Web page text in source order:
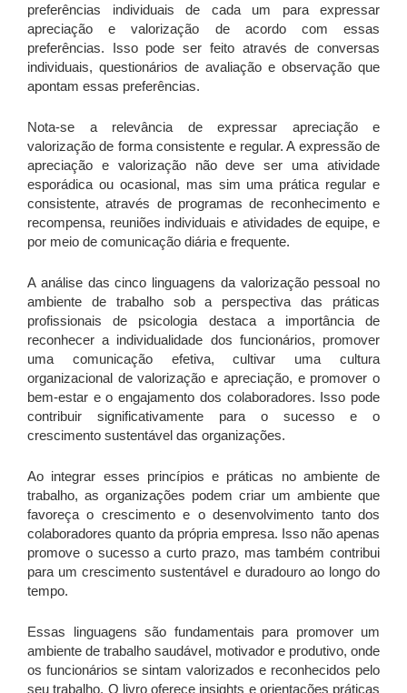
preferências individuais de cada um para expressar
apreciação e valorização de acordo com essas
preferências. Isso pode ser feito através de conversas
individuais, questionários de avaliação e observação que
apontam essas preferências.
Nota-se a relevância de expressar apreciação e
valorização de forma consistente e regular. A expressão de
apreciação e valorização não deve ser uma atividade
esporádica ou ocasional, mas sim uma prática regular e
consistente, através de programas de reconhecimento e
recompensa, reuniões individuais e atividades de equipe, e
por meio de comunicação diária e frequente.
A análise das cinco linguagens da valorização pessoal no
ambiente de trabalho sob a perspectiva das práticas
profissionais de psicologia destaca a importância de
reconhecer a individualidade dos funcionários, promover
uma comunicação efetiva, cultivar uma cultura
organizacional de valorização e apreciação, e promover o
bem-estar e o engajamento dos colaboradores. Isso pode
contribuir significativamente para o sucesso e o
crescimento sustentável das organizações.
Ao integrar esses princípios e práticas no ambiente de
trabalho, as organizações podem criar um ambiente que
favoreça o crescimento e o desenvolvimento tanto dos
colaboradores quanto da própria empresa. Isso não apenas
promove o sucesso a curto prazo, mas também contribui
para um crescimento sustentável e duradouro ao longo do
tempo.
Essas linguagens são fundamentais para promover um
ambiente de trabalho saudável, motivador e produtivo, onde
os funcionários se sintam valorizados e reconhecidos pelo
seu trabalho. O livro oferece insights e orientações práticas